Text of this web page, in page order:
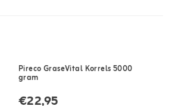
Pireco GraseVital Korrels 5000
gram
€22,95